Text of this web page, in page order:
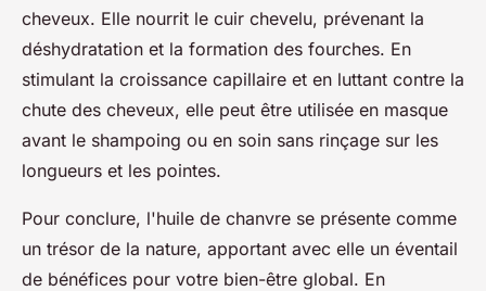
cheveux. Elle nourrit le cuir chevelu, prévenant la
déshydratation et la formation des fourches. En
stimulant la croissance capillaire et en luttant contre la
chute des cheveux, elle peut être utilisée en masque
avant le shampoing ou en soin sans rinçage sur les
longueurs et les pointes.
Pour conclure, l'huile de chanvre se présente comme
un trésor de la nature, apportant avec elle un éventail
de bénéfices pour votre bien-être global. En